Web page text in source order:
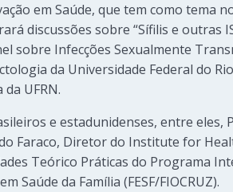
em Saúde, que tem como tema
discussões sobre “Sífilis e outras
sobre Infecções Sexualmente
da Universidade Federal do
UFRN.
e estadunidenses, entre eles,
Faraco, Diretor do Institute for
Teórico Práticas do Programa
Saúde da Família (FESF/FIOCRUZ).